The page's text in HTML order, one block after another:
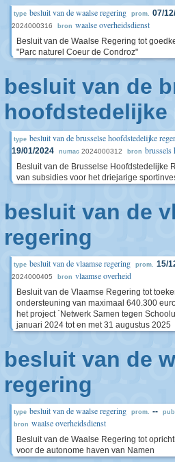
type besluit van de waalse regering prom. 07/
2024000316 bron waalse overheidsdienst
Besluit van de Waalse Regering tot
"Parc naturel Coeur de Condroz"
besluit van de
hoofdstedelijke
type besluit van de brusselse hoofdstedelijke
19/01/2024 numac 2024000312 bron brussels
Besluit van de Brusselse Hoofdstedelijke
van subsidies voor het driejarige
besluit van de
regering
type besluit van de vlaamse regering prom. 15/
2024000405 bron vlaamse overheid
Besluit van de Vlaamse Regering tot
ondersteuning van maximaal 640.300
het project `Netwerk Samen tegen
januari 2024 tot en met 31 augustus 2025
besluit van de
regering
type besluit van de waalse regering prom. --
bron waalse overheidsdienst
Besluit van de Waalse Regering tot
voor de autonome haven van Namen